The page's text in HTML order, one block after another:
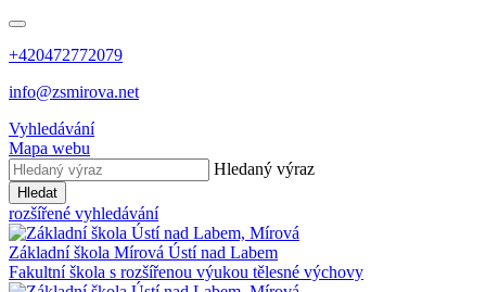
+420472772079
info@zsmirova.net
Vyhledávání
Mapa webu
Hledaný výraz
Hledat
rozšířené vyhledávání
Základní škola Mírová Ústí nad Labem
Fakultní škola s rozšířenou výukou tělesné výchovy